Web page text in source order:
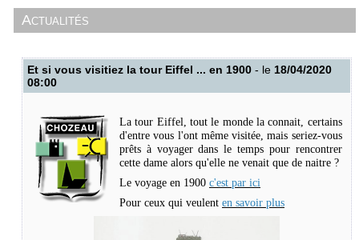
Actualités
Et si vous visitiez la tour Eiffel ... en 1900 - le 18/04/2020
08:00
La tour Eiffel, tout le monde la connait, certains
d'entre vous l'ont même visitée, mais seriez-vous
prêts à voyager dans le temps pour rencontrer
cette dame alors qu'elle ne venait que de naitre ?
Le voyage en 1900 c'est par ici
Pour ceux qui veulent en savoir plus